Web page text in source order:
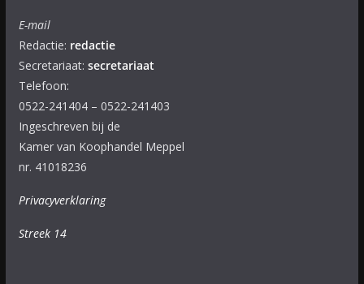
E-mail
Redactie: redactie
Secretariaat: secretariaat
Telefoon:
0522-241404 – 0522-241403
Ingeschreven bij de
Kamer van Koophandel Meppel
nr. 41018236
Privacyverklaring
Streek 14